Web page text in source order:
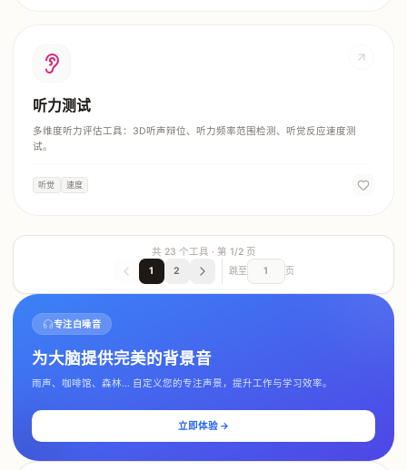
听力测试
多维度听力评估工具：3D听声辩位、听力频率范围检测、听觉反应速度测
试。
听觉 速度
共 23 个工具 · 第 1/2页
1
2 跳至 页
专注白噪音
为大脑提供完美的背景音
雨声、咖啡馆、森林... 自定义您的专注声景，提升工作与学习效率。
立即体验 →